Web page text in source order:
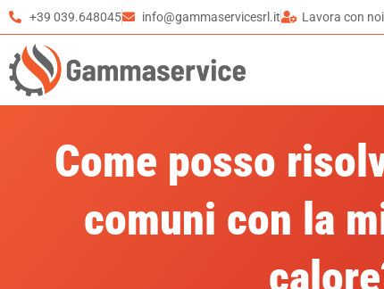
+39 039.648045 info@gammaservicesrl.it Lavora con noi
Come posso
comuni con la